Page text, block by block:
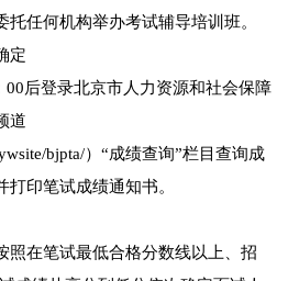
任何机构举办考试辅导培训班。
定
00后登录北京市人力资源和社会保障
道
bjpta/）“成绩查询”栏目查询成
印笔试成绩通知书。
照在笔试最低合格分数线以上、招